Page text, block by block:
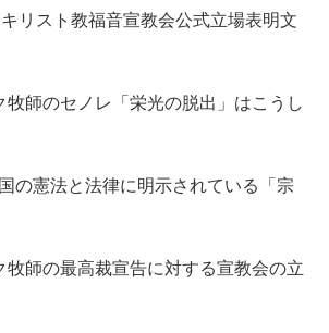
キリスト教福音宣教会公式立場表明文
牧師のセノレ「栄光の脱出」はこうし
の憲法と法律に明示されている「宗
牧師の最高裁宣告に対する宣教会の立